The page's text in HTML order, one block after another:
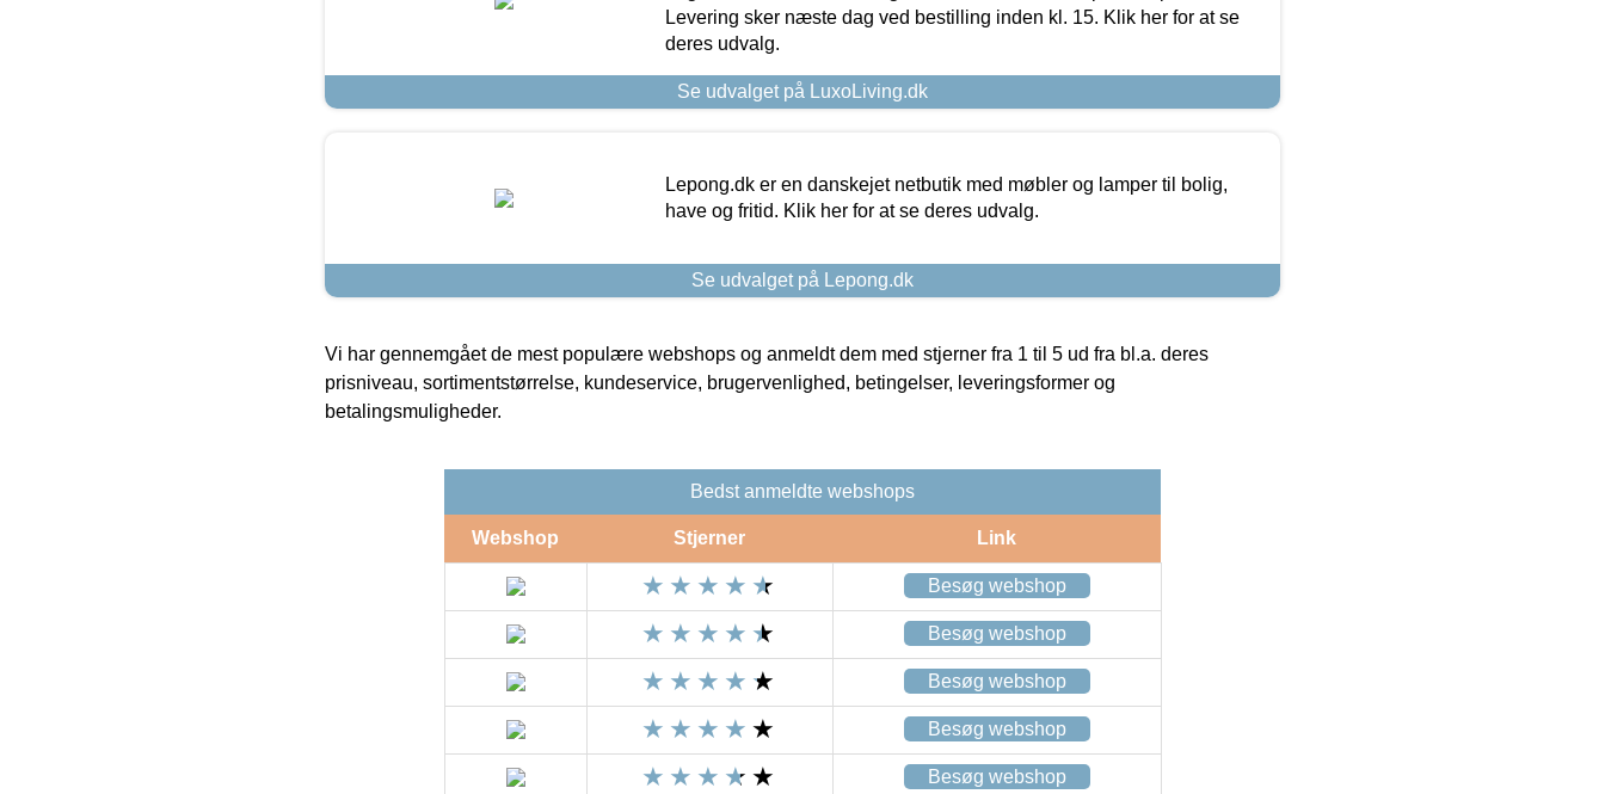
Levering sker næste dag ved bestilling inden kl. 15. Klik her for at se
deres udvalg.
Se udvalget på LuxoLiving.dk
Lepong.dk er en danskejet netbutik med møbler og lamper til bolig,
have og fritid. Klik her for at se deres udvalg.
Se udvalget på Lepong.dk
Vi har gennemgået de mest populære webshops og anmeldt dem med stjerner fra 1 til 5 ud fra bl.a. deres
prisniveau, sortimentstørrelse, kundeservice, brugervenlighed, betingelser, leveringsformer og
betalingsmuligheder.
Bedst anmeldte webshops
Webshop Stjerner Link
Besøg webshop
Besøg webshop
Besøg webshop
Besøg webshop
Besøg webshop